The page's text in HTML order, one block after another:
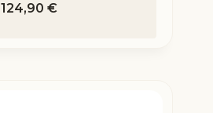
124,90€